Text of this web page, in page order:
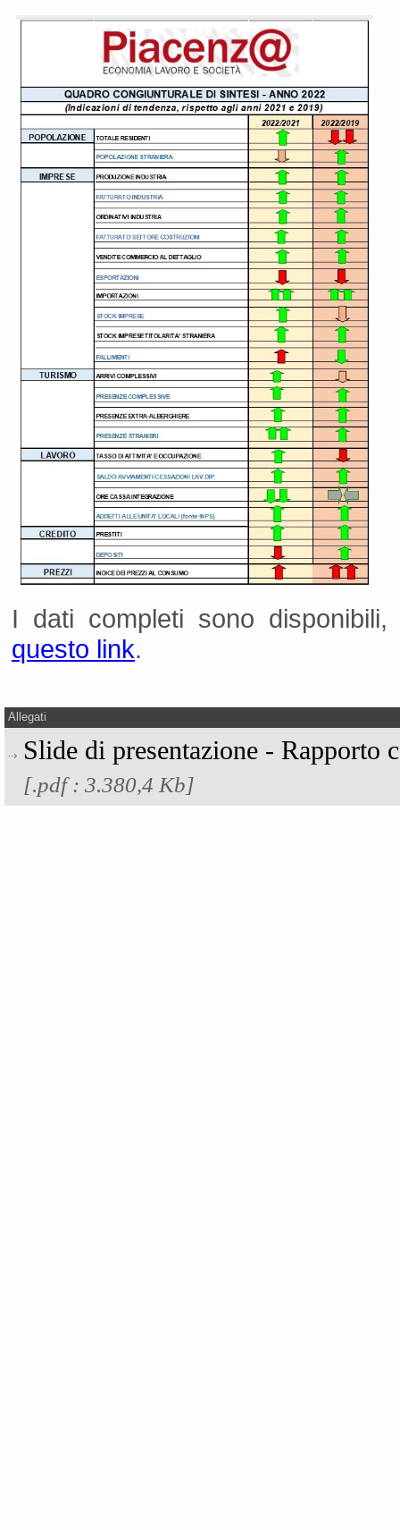
I dati completi sono
questo link.
Allegati
Slide di presentazione -
[.pdf : 3.380,4 Kb]